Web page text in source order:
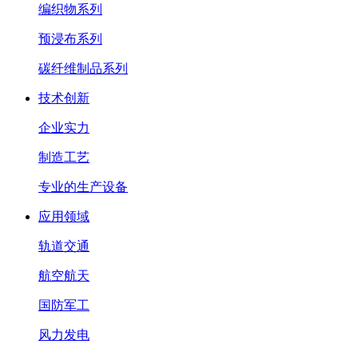
编织物系列
预浸布系列
碳纤维制品系列
技术创新
企业实力
制造工艺
专业的生产设备
应用领域
轨道交通
航空航天
国防军工
风力发电